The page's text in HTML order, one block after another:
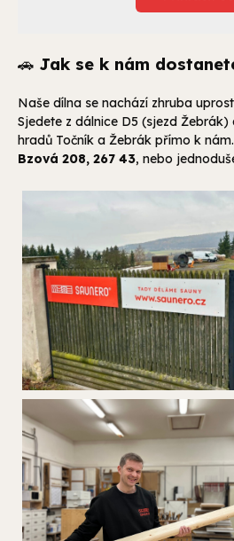
🚗 Jak se k nám
Naše dílna se nachází zhruba
Sjedete z dálnice D5 (sjezd
hradů Točník a Žebrák přímo k
Bzová 208, 267 43, nebo